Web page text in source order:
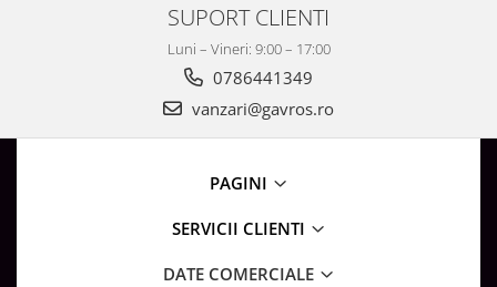
SUPORT CLIENTI
Luni – Vineri: 9:00 – 17:00
0786441349
vanzari@gavros.ro
PAGINI
SERVICII CLIENTI
DATE COMERCIALE